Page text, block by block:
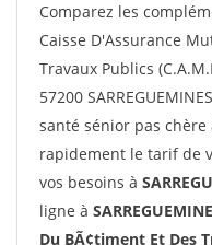
Comparez les
Caisse D'Assurance
Travaux Publics
57200
santé sénior pas chère
rapidement le tarif de
vos besoins à
ligne à
Du BÃ¢timent Et Des